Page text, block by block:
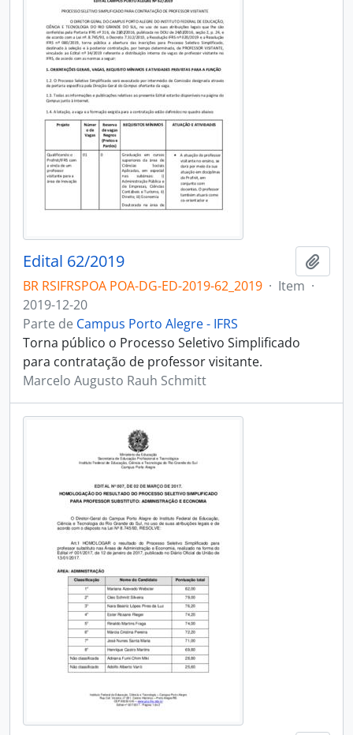
Edital 62/2019
BR RSIFRSPOA POA-DG-ED-2019-62_2019 · Item ·
2019-12-20
Parte de Campus Porto Alegre - IFRS
Torna público o Processo Seletivo Simplificado
para contratação de professor visitante.
Marcelo Augusto Rauh Schmitt